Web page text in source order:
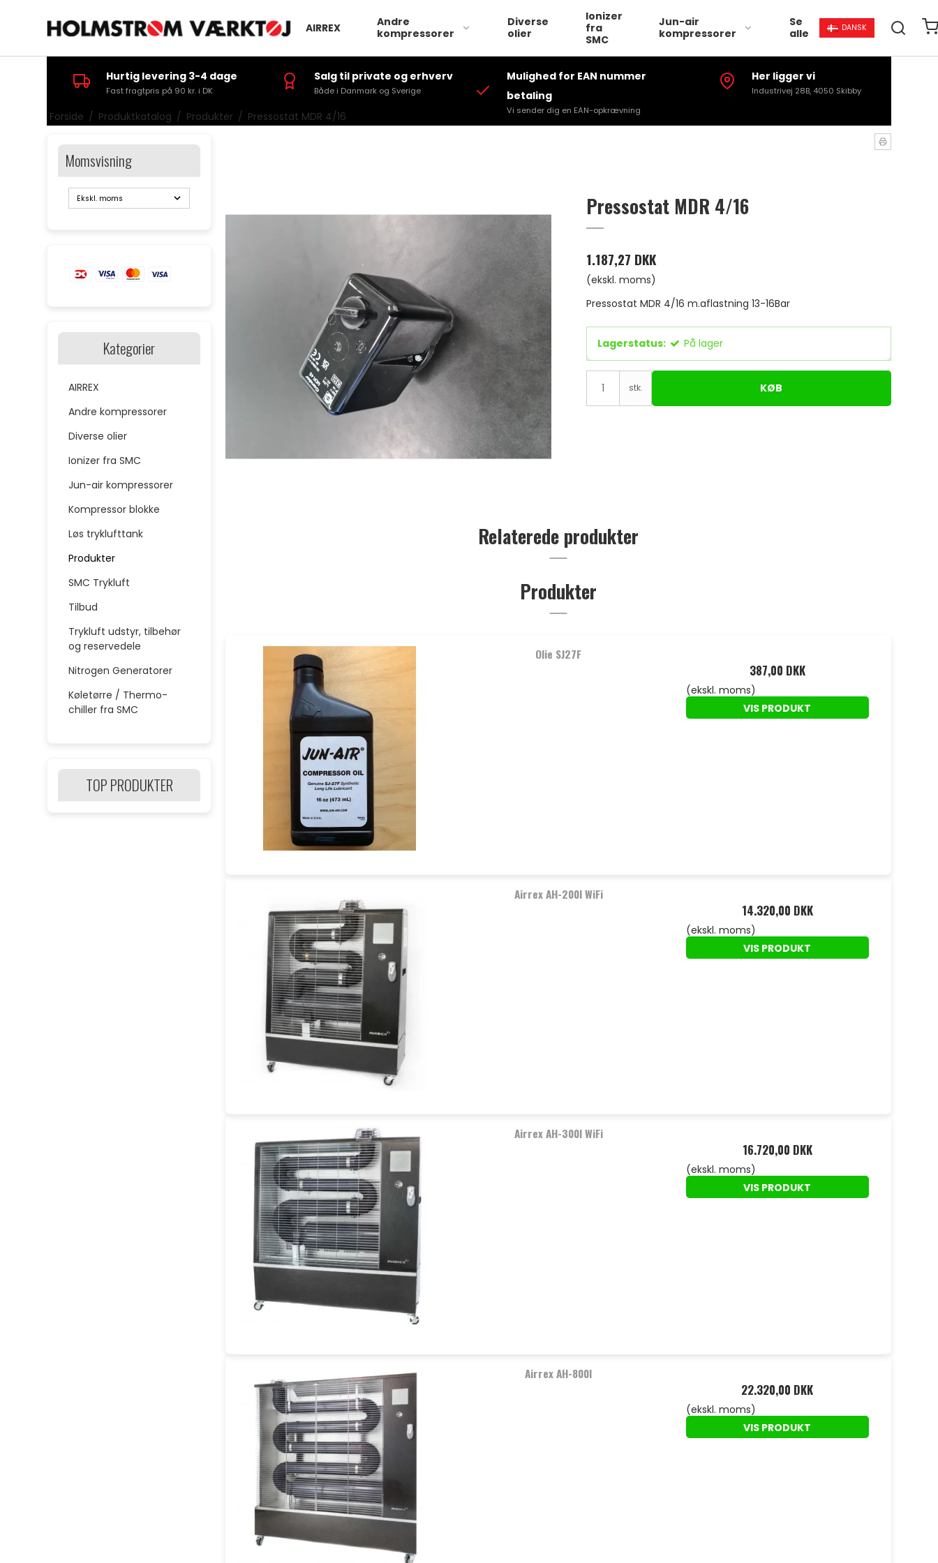
AIRREX
Andre
kompressorer
Diverse
olier
Ionizer
fra
SMC
Jun-air
kompressorer
Se
alle
DANSK
Hurtig levering 3-4 dage
Fast fragtpris på 90 kr. i DK
Salg til private og erhverv
Både i Danmark og Sverige
Mulighed for EAN nummer
betaling
Vi sender dig en EAN-opkrævning
Her ligger vi
Industrivej 28B, 4050 Skibby
Forside / Produktkatalog / Produkter / Pressostat MDR 4/16
Momsvisning
Kategorier
AIRREX
Andre kompressorer
Diverse olier
Ionizer fra SMC
Jun-air kompressorer
Kompressor blokke
Løs tryklufttank
Produkter
SMC Trykluft
Tilbud
Trykluft udstyr, tilbehør
og reservedele
Nitrogen Generatorer
Køletørre / Thermo-
chiller fra SMC
TOP PRODUKTER
Pressostat MDR 4/16
1.187,27 DKK
(ekskl. moms)
Pressostat MDR 4/16 m.aflastning 13-16Bar
Lagerstatus: På lager
stk. KØB
Relaterede produkter
Produkter
Olie SJ27F
387,00 DKK
(ekskl. moms)
VIS PRODUKT
Airrex AH-200I WiFi
14.320,00 DKK
(ekskl. moms)
VIS PRODUKT
Airrex AH-300I WiFi
16.720,00 DKK
(ekskl. moms)
VIS PRODUKT
Airrex AH-800I
22.320,00 DKK
(ekskl. moms)
VIS PRODUKT